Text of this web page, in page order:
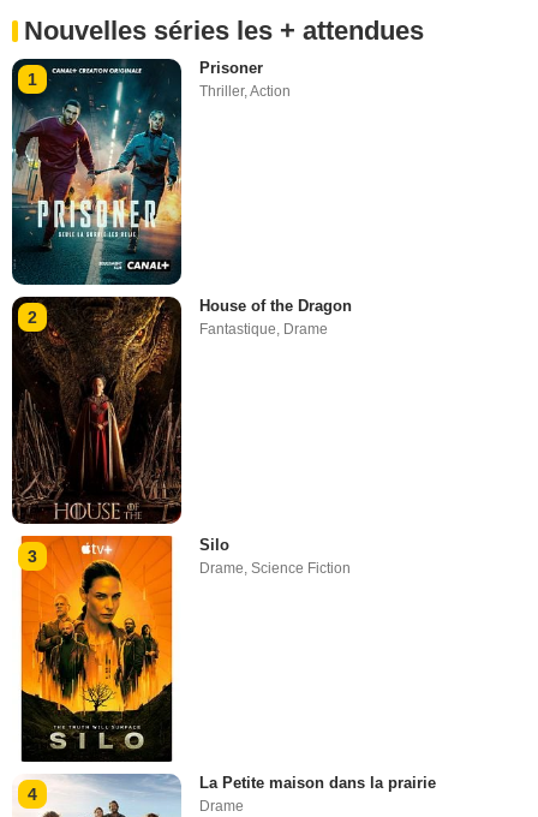
Nouvelles séries les + attendues
1
Prisoner
Thriller,Action
2
House of the Dragon
Fantastique, Drame
3
Silo
Drame ,Science Fiction
4
La Petite maison dans la prairie
Drame